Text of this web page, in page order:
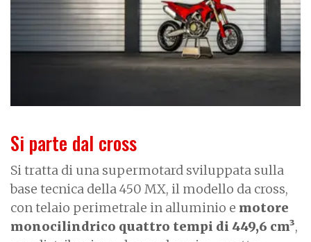
e
Si parte dal cross
Si tratta di una supermotard sviluppata sulla
base tecnica della 450 MX, il modello da cross,
con telaio perimetrale in alluminio e motore
monocilindrico quattro tempi di 449,6 cm³,